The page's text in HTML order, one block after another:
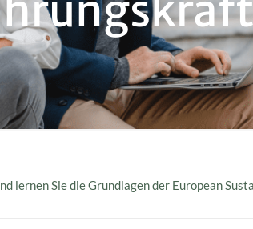
Sie die Grundlagen der European